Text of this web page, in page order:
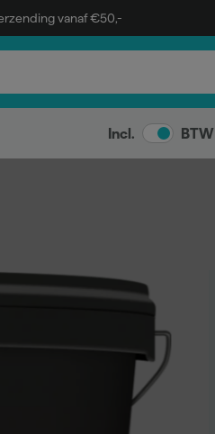
vanaf €50,-
Incl. BTW